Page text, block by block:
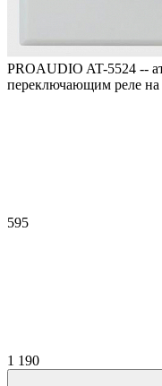
PROAUDIO AT-5524 --
переключающим реле
595
1 190